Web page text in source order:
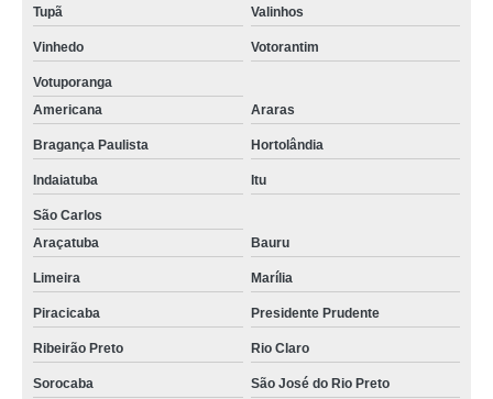
Tupã Valinhos
Vinhedo Votorantim
Votuporanga
Americana
Araras
Bragança Paulista Hortolândia
Indaiatuba Itu
São Carlos
Araçatuba
Bauru
Limeira Marília
Piracicaba Presidente Prudente
Ribeirão Preto Rio Claro
Sorocaba
São José do Rio Preto